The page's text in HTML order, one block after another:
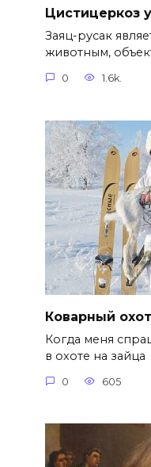
Цистицеркоз
Заяц-русак
животным,
0 1.6k.
Коварный
Когда меня
в охоте на зайца
0 605